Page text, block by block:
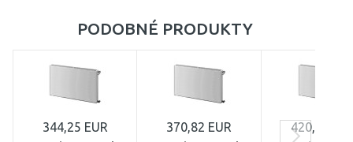
PODOBNÉ PRODUKTY
344,25 EUR 370,82 EUR 420,70